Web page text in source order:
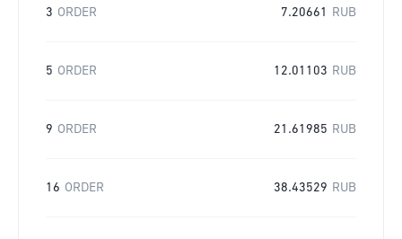
3 ORDER 7.20661 RUB
5 ORDER 12.01103 RUB
9 ORDER 21.61985 RUB
16 ORDER 38.43529 RUB